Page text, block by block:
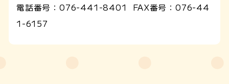
電話番号： 076-441-8401 FAX番号：076-44
1-6157